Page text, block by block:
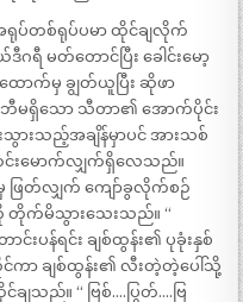
ရုပ်တစ်ရုပ်ပမာ ထိုင်ချလိုက်
မတ်တောင်ပြီး ခေါင်းမော့
က်မှ ချွတ်ယူပြီး ဆိုဖာ
ရှိသော သီတာ၏ အောက်ပိုင်း
သွားသည့်အချိန်မှာပင် အားသစ်
င်းမောက်လျှက်ရှိလေသည်။
ဖြတ်လျှက် ကျော်ခွလိုက်စဉ်
ကို တိုက်မိသွားသေးသည်။ “
ပန်ရင်း ချစ်ထွန်း၏ ပုခုံးနှစ်
ာ ချစ်ထွန်း၏ လီးတဲ့တဲ့ပေါ်သို့
ချသည်။ “ ဗြစ်….ပြွတ်….ဗြ